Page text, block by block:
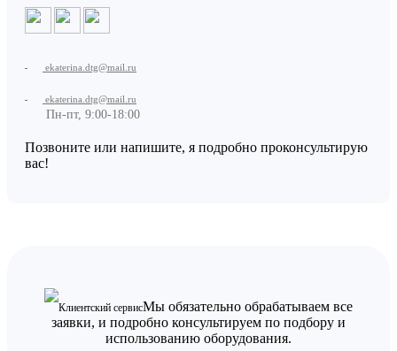
ekaterina.dtg@mail.ru
ekaterina.dtg@mail.ru
Пн-пт, 9:00-18:00
Позвоните или напишите, я подробно проконсультирую
вас!
Клиентский сервисМы обязательно обрабатываем все
заявки, и подробно консультируем по подбору и
использованию оборудования.